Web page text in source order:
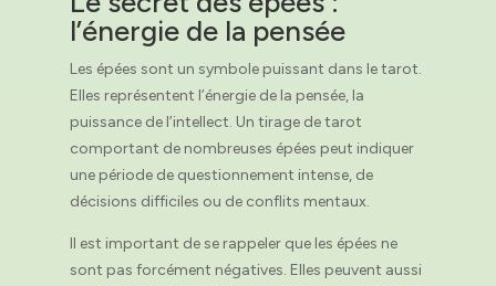
l’énergie de la pensée
Les épées sont un symbole puissant dans le tarot.
Elles représentent l’énergie de la pensée, la
puissance de l’intellect. Un tirage de tarot
comportant de nombreuses épées peut indiquer
une période de questionnement intense, de
décisions difficiles ou de conflits mentaux.
Il est important de se rappeler que les épées ne
sont pas forcément négatives. Elles peuvent aussi